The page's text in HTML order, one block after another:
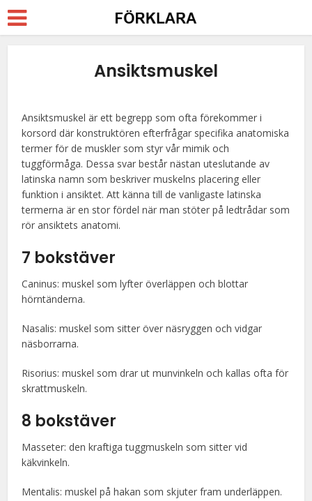
Ansiktsmuskel
Ansiktsmuskel är ett begrepp som ofta förekommer i
korsord där konstruktören efterfrågar specifika anatomiska
termer för de muskler som styr vår mimik och
tuggförmåga. Dessa svar består nästan uteslutande av
latinska namn som beskriver muskelns placering eller
funktion i ansiktet. Att känna till de vanligaste latinska
termerna är en stor fördel när man stöter på ledtrådar som
rör ansiktets anatomi.
7 bokstäver
Caninus: muskel som lyfter överläppen och blottar
hörntänderna.
Nasalis: muskel som sitter över näsryggen och vidgar
näsborrarna.
Risorius: muskel som drar ut munvinkeln och kallas ofta för
skrattmuskeln.
8 bokstäver
Masseter: den kraftiga tuggmuskeln som sitter vid
käkvinkeln.
Mentalis: muskel på hakan som skjuter fram underläppen.